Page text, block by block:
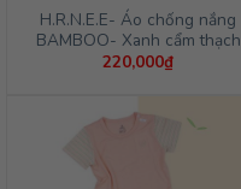
H.R.N.E.E- Áo chống nắng
BAMBOO- Xanh cẩm thạch
220,000₫